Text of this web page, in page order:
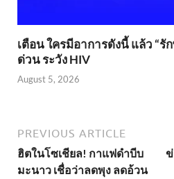
เตือน ใครมีอาการดังนี้ แล้ว “รั
ด่วน ระวัง HIV
August 5, 2026
PREVIOUS ARTICLE
ฮิตในโซเชียล! กาแฟดำบีบ
มะนาว เชื่อว่าลดพุง ลดอ้วน
ข่